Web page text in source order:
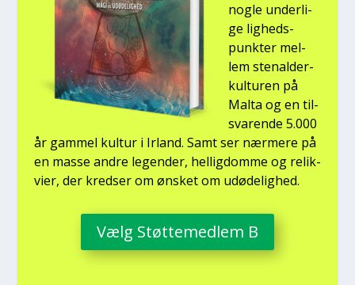
nog­le under­li­
ge lig­heds­
punk­ter mel­
lem ste­nal­der­
kul­tu­ren på
Mal­ta og en til­
sva­ren­de 5.000
år gam­mel kul­tur i Irland. Samt ser nær­me­re på
en mas­se andre legen­der, hel­lig­dom­me og relik­
vi­er, der kred­ser om ønsket om udø­de­lig­hed.
Vælg Støt­te­med­lem B